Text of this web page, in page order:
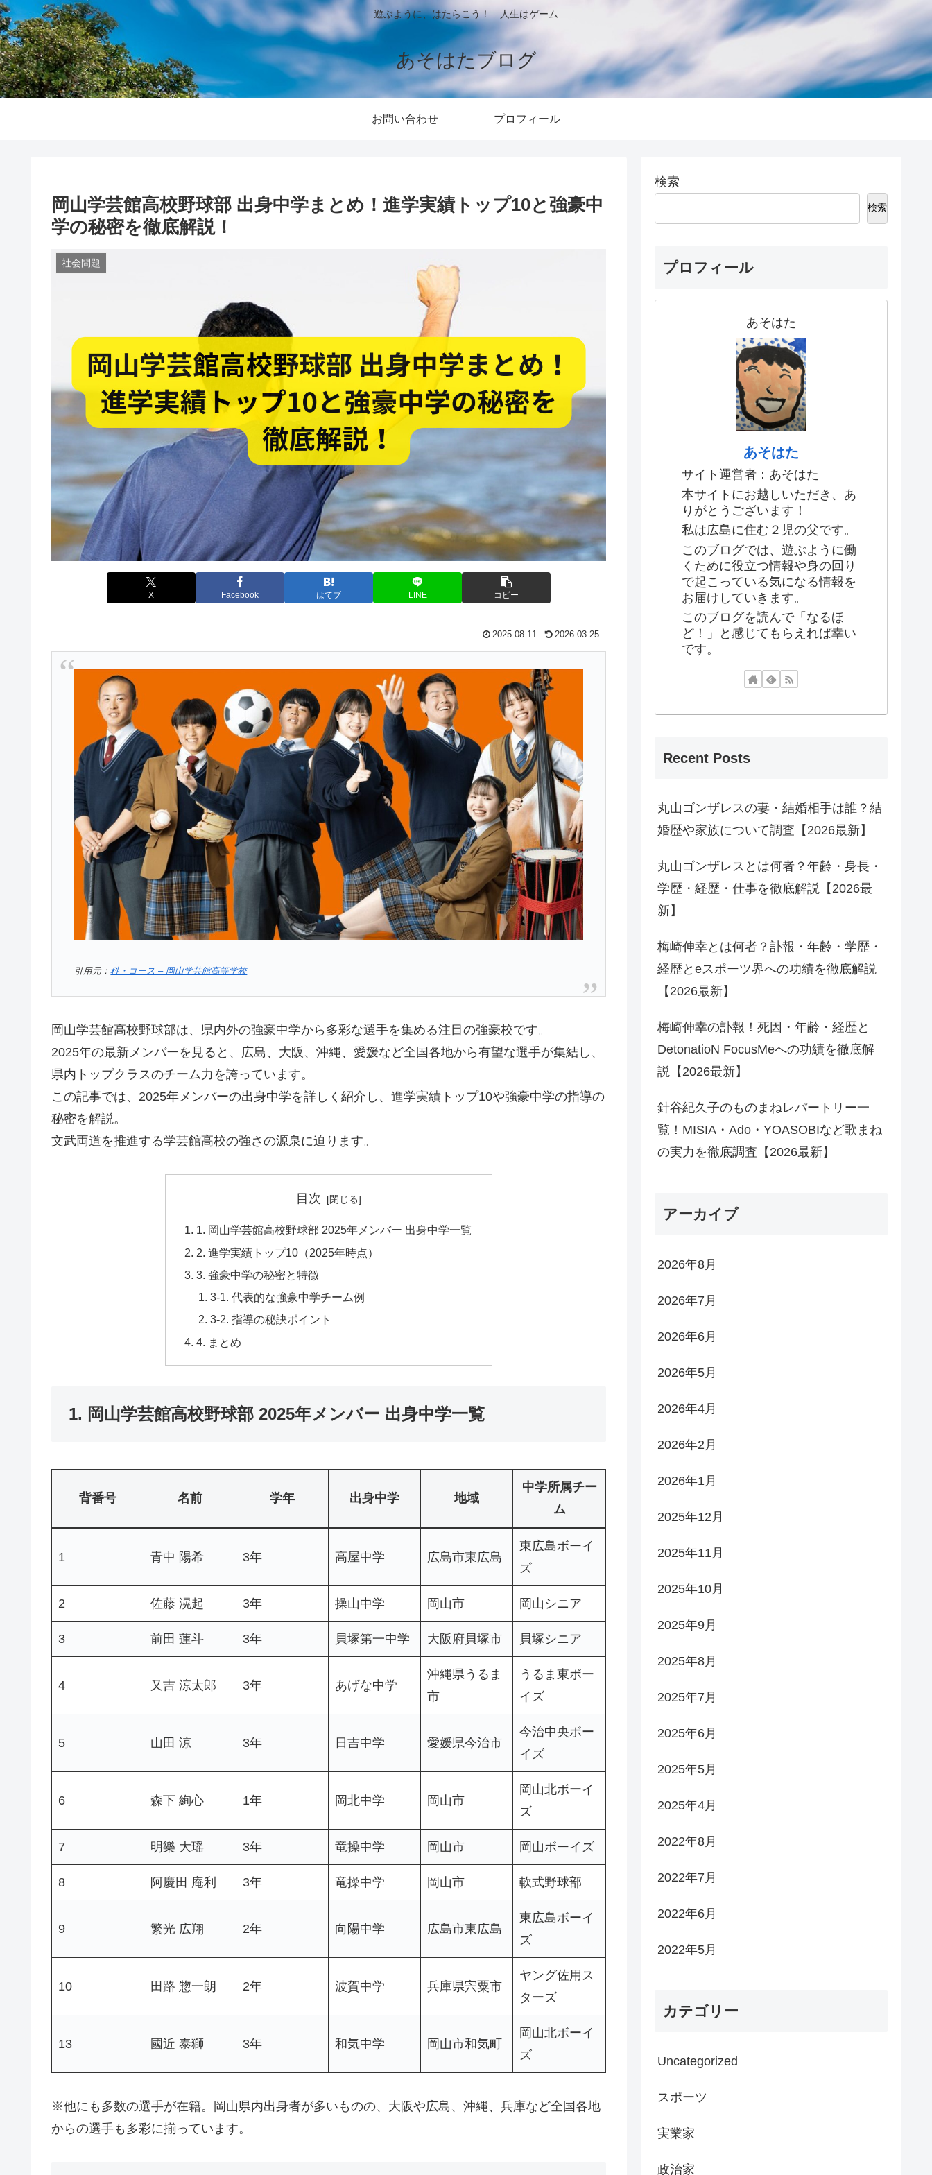
遊ぶように、はたらこう！ 人生はゲーム
あそはたブログ
お問い合わせ プロフィール
岡山学芸館高校野球部 出身中学まとめ！進学実績トップ10と強豪中
学の秘密を徹底解説！
社会問題
X Facebook はてブ LINE コピー
2025.08.11 2026.03.25
引用元：科・コース – 岡山学芸館高等学校
岡山学芸館高校野球部は、県内外の強豪中学から多彩な選手を集める注目の強豪校です。
2025年の最新メンバーを見ると、広島、大阪、沖縄、愛媛など全国各地から有望な選手が集結し、
県内トップクラスのチーム力を誇っています。
この記事では、2025年メンバーの出身中学を詳しく紹介し、進学実績トップ10や強豪中学の指導の
秘密を解説。
文武両道を推進する学芸館高校の強さの源泉に迫ります。
目次
1. 岡山学芸館高校野球部 2025年メンバー 出身中学一覧
2. 進学実績トップ10（2025年時点）
3. 強豪中学の秘密と特徴
3-1. 代表的な強豪中学チーム例
3-2. 指導の秘訣ポイント
4. まとめ
1. 岡山学芸館高校野球部 2025年メンバー 出身中学一覧
背番号 名前 学年 出身中学 地域
中学所属チー
ム
1 青中 陽希 3年 高屋中学 広島市東広島
東広島ボーイ
ズ
2 佐藤 滉起 3年 操山中学 岡山市 岡山シニア
3 前田 蓮斗 3年 貝塚第一中学 大阪府貝塚市 貝塚シニア
4 又吉 涼太郎 3年 あげな中学
沖縄県うるま
市
うるま東ボー
イズ
5 山田 涼 3年 日吉中学 愛媛県今治市
今治中央ボー
イズ
6 森下 絢心 1年 岡北中学 岡山市
岡山北ボーイ
ズ
7 明樂 大瑶 3年 竜操中学 岡山市 岡山ボーイズ
8 阿慶田 庵利 3年 竜操中学 岡山市 軟式野球部
9 繁光 広翔 2年 向陽中学 広島市東広島
東広島ボーイ
ズ
10 田路 惣一朗 2年 波賀中学 兵庫県宍粟市
ヤング佐用ス
ターズ
13 國近 泰獅 3年 和気中学 岡山市和気町
岡山北ボーイ
ズ
※他にも多数の選手が在籍。岡山県内出身者が多いものの、大阪や広島、沖縄、兵庫など全国各地
からの選手も多彩に揃っています。
検索
検索
プロフィール
あそはた
あそはた
サイト運営者：あそはた
本サイトにお越しいただき、あ
りがとうございます！
私は広島に住む２児の父です。
このブログでは、遊ぶように働
くために役立つ情報や身の回り
で起こっている気になる情報を
お届けしていきます。
このブログを読んで「なるほ
ど！」と感じてもらえれば幸い
です。
Recent Posts
丸山ゴンザレスの妻・結婚相手は誰？結
婚歴や家族について調査【2026最新】
丸山ゴンザレスとは何者？年齢・身長・
学歴・経歴・仕事を徹底解説【2026最
新】
梅崎伸幸とは何者？訃報・年齢・学歴・
経歴とeスポーツ界への功績を徹底解説
【2026最新】
梅崎伸幸の訃報！死因・年齢・経歴と
DetonatioN FocusMeへの功績を徹底解
説【2026最新】
針谷紀久子のものまねレパートリー一
覧！MISIA・Ado・YOASOBIなど歌まね
の実力を徹底調査【2026最新】
アーカイブ
2026年8月
2026年7月
2026年6月
2026年5月
2026年4月
2026年2月
2026年1月
2025年12月
2025年11月
2025年10月
2025年9月
2025年8月
2025年7月
2025年6月
2025年5月
2025年4月
2022年8月
2022年7月
2022年6月
2022年5月
カテゴリー
Uncategorized
スポーツ
実業家
政治家